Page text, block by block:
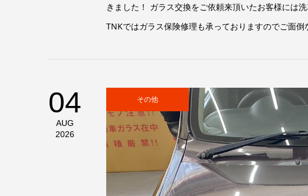
きました！ ガラス交換をご依頼来頂いたお客様には
TNKではガラス保険修理も承っておりますのでご面
04
AUG
2026
その他